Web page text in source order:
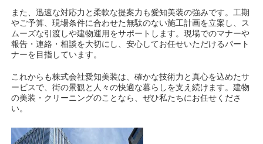
また、迅速な対応力と柔軟な提案力も愛知美装の強みです。工期
やご予算、現場条件に合わせた無駄のない施工計画を立案し、ス
ムーズな引渡しや建物運用をサポートします。現場でのマナーや
報告・連絡・相談を大切にし、安心してお任せいただけるパート
ナーを目指しています。
これからも株式会社愛知美装は、確かな技術力と真心を込めたサ
ービスで、街の景観と人々の快適な暮らしを支え続けます。建物
の美装・クリーニングのことなら、ぜひ私たちにお任せくださ
い。